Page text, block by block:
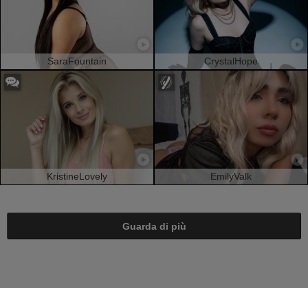
SaraFountain CrystalHope
KristineLovely EmilyValk
Guarda di più